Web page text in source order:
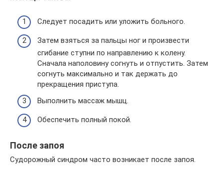
Следует посадить или уложить больного.
Затем взяться за пальцы ног и произвести
сгибание ступни по направлению к колену.
Сначала наполовину согнуть и отпустить. Затем
согнуть максимально и так держать до
прекращения приступа.
Выполнить массаж мышц.
Обеспечить полный покой.
После запоя
Судорожный синдром часто возникает после запоя.